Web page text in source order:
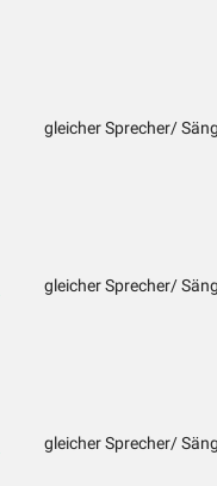
gleicher Sprecher/
gleicher Sprecher/
gleicher Sprecher/